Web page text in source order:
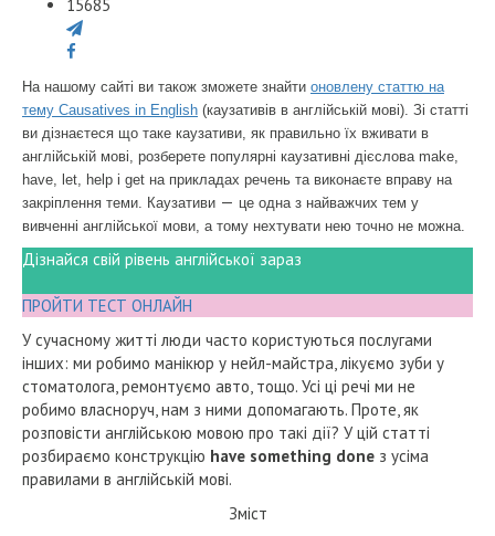
15685
На нашому сайті ви також зможете знайти оновлену статтю на
тему Causatives in English (каузативів в англійській мові). Зі статті
ви дізнаєтеся що таке каузативи, як правильно їх вживати в
англійській мові, розберете популярні каузативні дієслова make,
have, let, help і get на прикладах речень та виконаєте вправу на
закріплення теми. Каузативи — це одна з найважчих тем у
вивченні англійської мови, а тому нехтувати нею точно не можна.
Дізнайся свій рівень англійської зараз
ПРОЙТИ ТЕСТ ОНЛАЙН
У сучасному житті люди часто користуються послугами
інших: ми робимо манікюр у нейл-майстра, лікуємо зуби у
стоматолога, ремонтуємо авто, тощо. Усі ці речі ми не
робимо власноруч, нам з ними допомагають. Проте, як
розповісти англійською мовою про такі дії? У цій статті
розбираємо конструкцію have something done з усіма
правилами в англійській мові.
Зміст